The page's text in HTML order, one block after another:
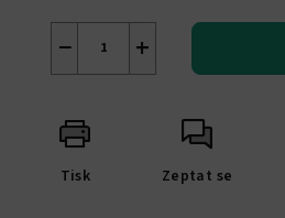
+
−
Tisk Zeptat se